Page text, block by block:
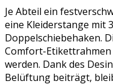
Je Abteil ein
eine Kleiderstange mit
Doppelschiebehaken.
Comfort-
werden. Dank des
Belüftung beiträgt,